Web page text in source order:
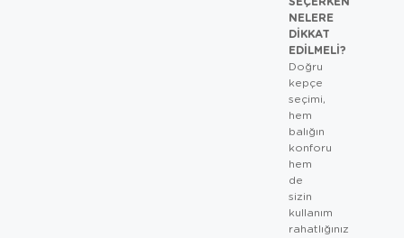
NELERE
DIKKAT
EDILMELI?
Doğru
kepçe
seçimi,
hem
balığın
konforu
hem
de
sizin
kullanım
rahatlığınız